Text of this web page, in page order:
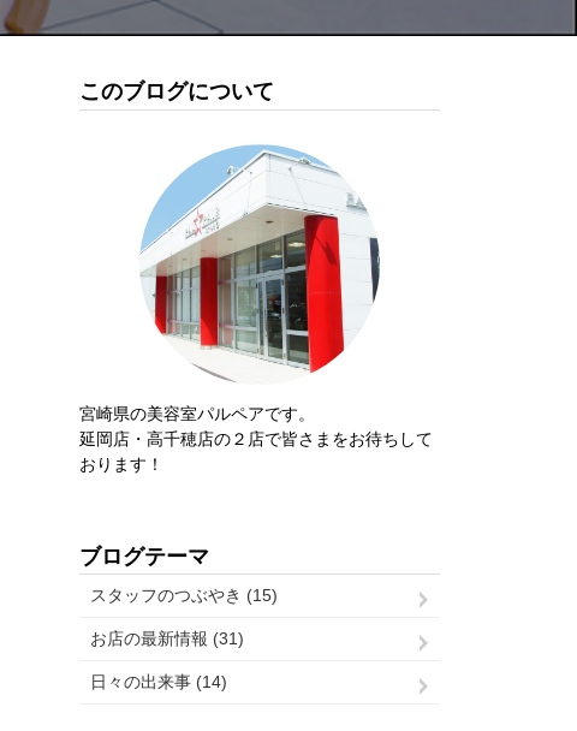
このブログについて
宮崎県の美容室パルペアです。
延岡店・高千穂店の２店で皆さまをお待ちして
おります！
ブログテーマ
スタッフのつぶやき (15)
お店の最新情報 (31)
日々の出来事 (14)